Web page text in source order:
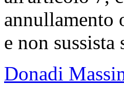
annullamento
e non
Donadi